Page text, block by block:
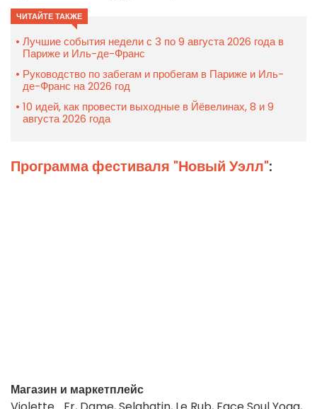
ЧИТАЙТЕ ТАКЖЕ
Лучшие события недели с 3 по 9 августа 2026 года в
Париже и Иль-де-Франс
Руководство по забегам и пробегам в Париже и Иль-
де-Франс на 2026 год
10 идей, как провести выходные в Йёвелинах, 8 и 9
августа 2026 года
Программа фестиваля "Новый Уэлл":
Магазин и маркетплейс